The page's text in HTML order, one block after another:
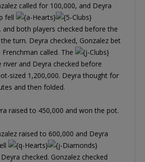
called for 100,000, and Deyra
fell
, and both players checked before the
turn. Deyra checked, Gonzalez bet
called. The
river and Deyra checked before
sized 1,200,000. Deyra thought for
and then folded.
raised to 450,000 and won the pot.
raised to 600,000 and Deyra
checked. Gonzalez checked